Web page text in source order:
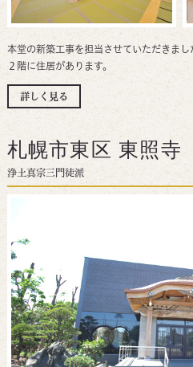
本堂の新築工事を担当させていただきまし
２階に住居があります。
詳しく見る
札幌市東区 東照寺
浄土真宗三門徒派